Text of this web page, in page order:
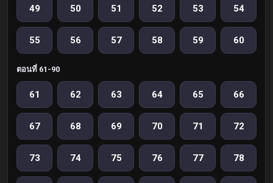
49 50 51 52 53 54
55 56 57 58 59 60
ตอนที่ 61-90
61 62 63 64 65 66
67 68 69 70 71 72
73 74 75 76 77 78